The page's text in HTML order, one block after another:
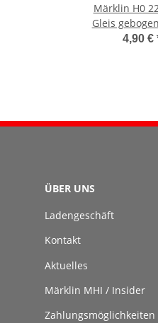
Märklin H0
Gleis
mm
4,90 €
ÜBER UNS
Ladengeschäft
Kontakt
Aktuelles
Märklin MHI / Insider
Zahlungsmöglichkeiten